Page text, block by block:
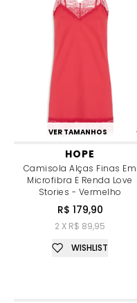
VER TAMANHOS
HOPE
Camisola Alças Finas Em
Microfibra E Renda Love
Stories - Vermelho
R$ 179,90
2 X R$ 89,95
WISHLIST